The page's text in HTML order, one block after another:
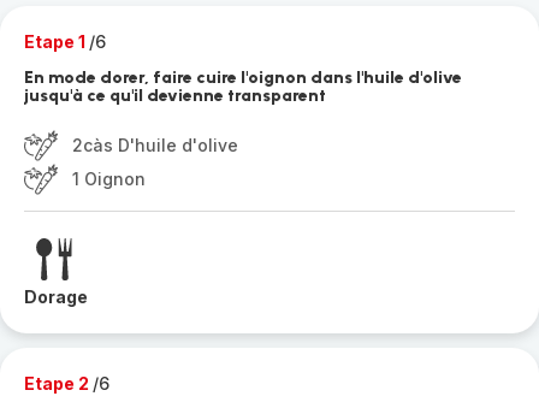
Etape 1 /6
En mode dorer, faire cuire l'oignon dans l'huile d'olive
jusqu'à ce qu'il devienne transparent
2càs D'huile d'olive
1 Oignon
Dorage
Etape 2 /6